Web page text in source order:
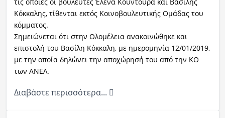
Κόκκαλης, τίθενται εκτός Κοινοβουλευτικής Ομάδας του
κόμματος.
Σημειώνεται ότι στην Ολομέλεια ανακοινώθηκε και
επιστολή του Βασίλη Κόκκαλη, με ημερομηνία 12/01/2019,
με την οποία δηλώνει την αποχώρησή του από την ΚΟ
των ΑΝΕΛ.
Διαβάστε περισσότερα...